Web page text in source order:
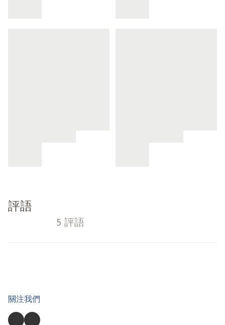
評語
5 評語
關注我們